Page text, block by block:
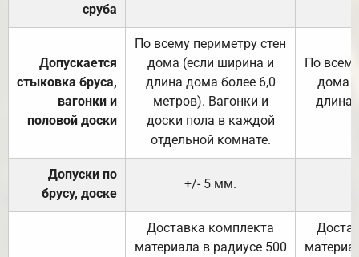
сруба
Допускается
стыковка бруса,
вагонки и
половой доски
По всему периметру стен
дома (если ширина и
длина дома более 6,0
метров). Вагонки и
доски пола в каждой
отдельной комнате.
По
дома
длина
Допуски по
брусу, доске
+/- 5 мм.
Доставка комплекта
материала в радиусе 500